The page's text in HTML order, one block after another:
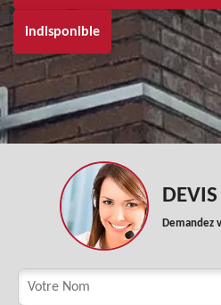
indisponible
Demandez